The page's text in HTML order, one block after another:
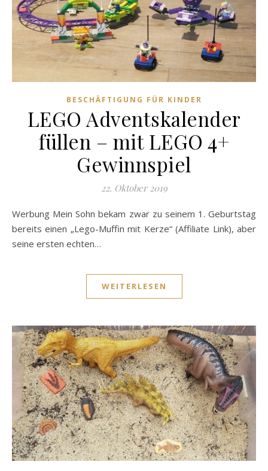
BESCHÄFTIGUNG FÜR KINDER
LEGO Adventskalender
füllen – mit LEGO 4+
Gewinnspiel
22. Oktober 2019
Werbung Mein Sohn bekam zwar zu seinem 1. Geburtstag
bereits einen „Lego-Muffin mit Kerze“ (Affiliate Link), aber
seine ersten echten…
WEITERLESEN